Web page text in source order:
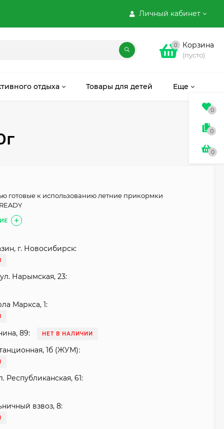
Личный кабинет
0 Корзина
(пусто)
отдыха Товары для детей Еще
готовые к использованию летние прикормки
г. Новосибирск:
Нарымская, 23:
Маркса, 1:
89: НЕТ В НАЛИЧИИ
1б (ЖУМ):
Республиканская, 61:
взвоз, 8:
0
0
0